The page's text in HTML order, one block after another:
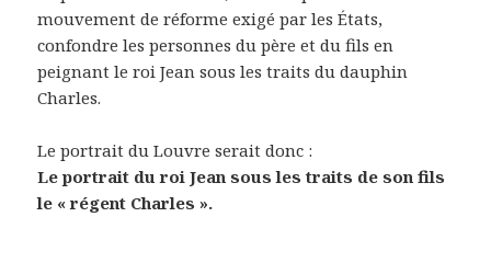
mouvement de réforme exigé par les États,
confondre les personnes du père et du fils en
peignant le roi Jean sous les traits du dauphin
Charles.
Le portrait du Louvre serait donc :
Le portrait du roi Jean sous les traits de son fils
le « régent Charles ».